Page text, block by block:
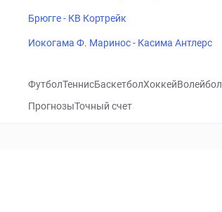
Брюгге - КВ Кортрейк
Иокогама Ф. Маринос - Касима Антлерс
ФутболТеннисБаскетболХоккейВолейбол
ПрогнозыТочный счет